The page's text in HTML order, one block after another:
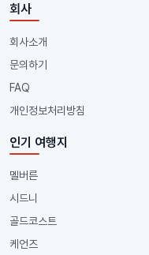
회사
회사소개
문의하기
FAQ
개인정보처리방침
인기 여행지
멜버른
시드니
골드코스트
케언즈